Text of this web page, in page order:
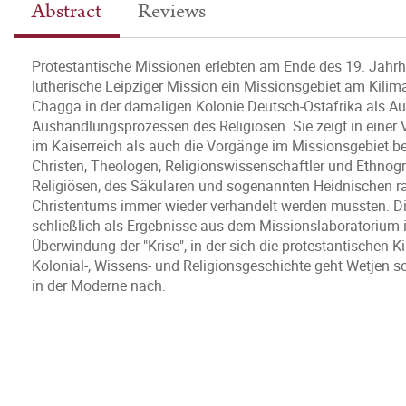
Abstract Reviews
Protestantische Missionen erlebten am Ende des 19.
lutherische Leipziger Mission ein Missionsgebiet am
Chagga in der damaligen Kolonie Deutsch-Ostafrika als
Aushandlungsprozessen des Religiösen. Sie zeigt in
im Kaiserreich als auch die Vorgänge im Missionsgebiet
Christen, Theologen, Religionswissenschaftler und
Religiösen, des Säkularen und sogenannten Heidnischen
Christentums immer wieder verhandelt werden mussten.
schließlich als Ergebnisse aus dem
Überwindung der "Krise", in der sich die protestantischen
Kolonial-, Wissens- und Religionsgeschichte geht Wetjen
in der Moderne nach.